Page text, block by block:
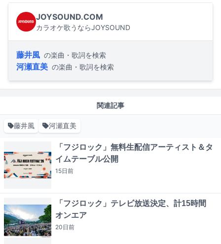
JOYSOUND.COM
カラオケ歌うならJOYSOUND
藤井風 の楽曲・歌詞を検索
河瀬直美 の楽曲・歌詞を検索
関連記事
藤井風 河瀬直美
「フジロック」無料生配信アーティスト＆タ
イムテーブル公開
15日前
「フジロック」テレビ放送決定、計15時間
オンエア
20日前